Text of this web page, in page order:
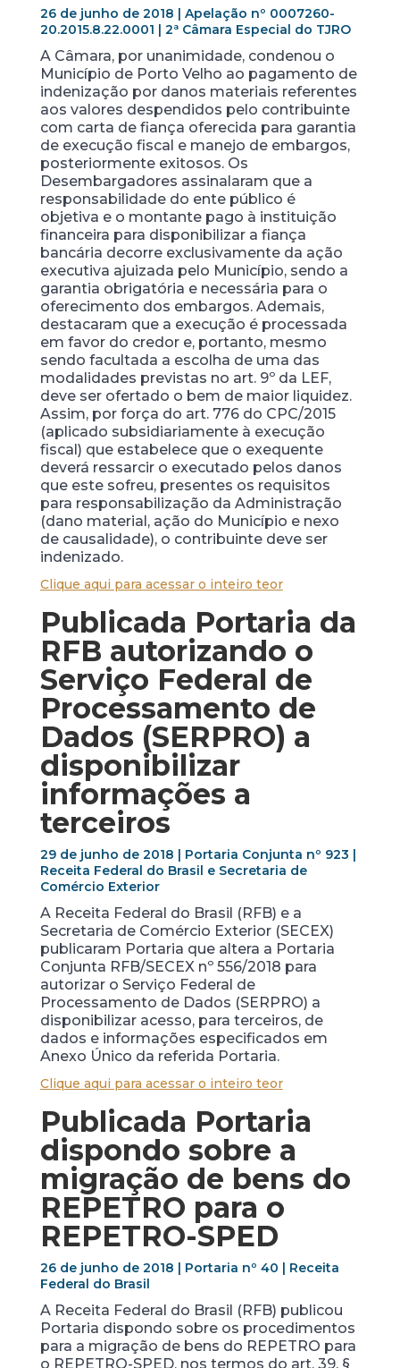
26 de junho de 2018 | Apelação nº 0007260-
20.2015.8.22.0001 | 2ª Câmara Especial do TJRO
A Câmara, por unanimidade, condenou o
Município de Porto Velho ao pagamento de
indenização por danos materiais referentes
aos valores despendidos pelo contribuinte
com carta de fiança oferecida para garantia
de execução fiscal e manejo de embargos,
posteriormente exitosos. Os
Desembargadores assinalaram que a
responsabilidade do ente público é
objetiva e o montante pago à instituição
financeira para disponibilizar a fiança
bancária decorre exclusivamente da ação
executiva ajuizada pelo Município, sendo a
garantia obrigatória e necessária para o
oferecimento dos embargos. Ademais,
destacaram que a execução é processada
em favor do credor e, portanto, mesmo
sendo facultada a escolha de uma das
modalidades previstas no art. 9º da LEF,
deve ser ofertado o bem de maior liquidez.
Assim, por força do art. 776 do CPC/2015
(aplicado subsidiariamente à execução
fiscal) que estabelece que o exequente
deverá ressarcir o executado pelos danos
que este sofreu, presentes os requisitos
para responsabilização da Administração
(dano material, ação do Município e nexo
de causalidade), o contribuinte deve ser
indenizado.
Clique aqui para acessar o inteiro teor
Publicada Portaria da
RFB autorizando o
Serviço Federal de
Processamento de
Dados (SERPRO) a
disponibilizar
informações a
terceiros
29 de junho de 2018 | Portaria Conjunta nº 923 |
Receita Federal do Brasil e Secretaria de
Comércio Exterior
A Receita Federal do Brasil (RFB) e a
Secretaria de Comércio Exterior (SECEX)
publicaram Portaria que altera a Portaria
Conjunta RFB/SECEX nº 556/2018 para
autorizar o Serviço Federal de
Processamento de Dados (SERPRO) a
disponibilizar acesso, para terceiros, de
dados e informações especificados em
Anexo Único da referida Portaria.
Clique aqui para acessar o inteiro teor
Publicada Portaria
dispondo sobre a
migração de bens do
REPETRO para o
REPETRO-SPED
26 de junho de 2018 | Portaria nº 40 | Receita
Federal do Brasil
A Receita Federal do Brasil (RFB) publicou
Portaria dispondo sobre os procedimentos
para a migração de bens do REPETRO para
o REPETRO-SPED, nos termos do art. 39, §